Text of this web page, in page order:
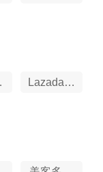
Lazada申